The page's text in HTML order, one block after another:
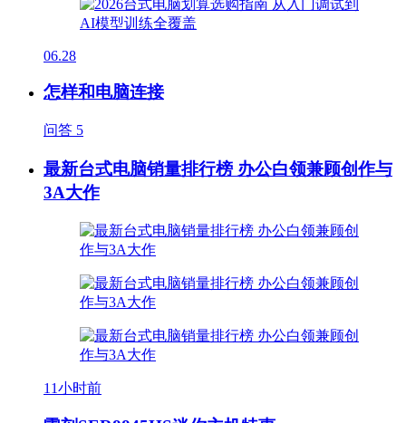
06.28
怎样和电脑连接
问答 5
最新台式电脑销量排行榜 办公白领兼顾创作与
3A大作
11小时前